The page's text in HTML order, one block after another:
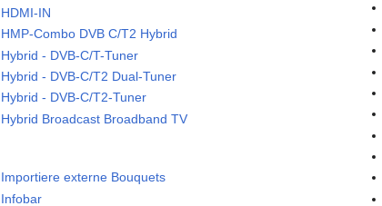
HDMI-IN
HMP-Combo DVB C/T2 Hybrid
Hybrid - DVB-C/T-Tuner
Hybrid - DVB-C/T2 Dual-Tuner
Hybrid - DVB-C/T2-Tuner
Hybrid Broadcast Broadband TV
Importiere externe Bouquets
Infobar